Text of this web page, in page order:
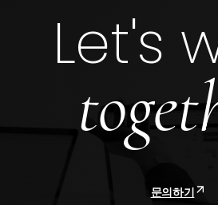
Let's
문의하기